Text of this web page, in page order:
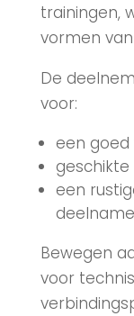
trainingen,
vormen
De
voor:
een
een
Bewegen
voor